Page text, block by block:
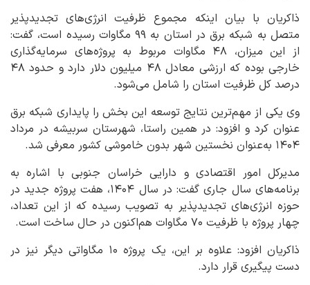
ذاکریان با بیان اینکه مجموع ظرفیت انرژی‌های تجدیدپذیر
متصل به شبکه برق در استان به ۹۹ مگاوات رسیده است، گفت:
از این میزان، ۴۸ مگاوات مربوط به پروژه‌های سرمایه‌گذاری
خارجی بوده که ارزشی معادل ۴۸ میلیون دلار دارد و حدود ۴۸
درصد کل ظرفیت استان را شامل می‌شود.
وی یکی از مهم‌ترین نتایج توسعه این بخش را پایداری شبکه برق
عنوان کرد و افزود: در همین راستا، شهرستان سربیشه در مرداد
۱۴۰۴ به‌عنوان نخستین شهر بدون خاموشی کشور معرفی شد.
مدیرکل امور اقتصادی و دارایی خراسان جنوبی با اشاره به
برنامه‌های سال جاری گفت: در سال ۱۴۰۴، هفت پروژه جدید در
حوزه انرژی‌های تجدیدپذیر به تصویب رسیده که از این تعداد،
چهار پروژه با ظرفیت ۷۰ مگاوات هم‌اکنون در حال ساخت است.
ذاکریان افزود: علاوه بر این، یک پروژه ۱۰ مگاواتی دیگر نیز در
دست پیگیری قرار دارد.